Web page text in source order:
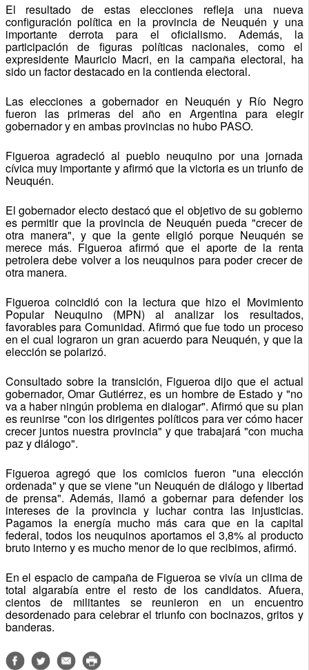
El resultado de estas elecciones refleja una nueva
configuración política en la provincia de Neuquén y una
importante derrota para el oficialismo. Además, la
participación de figuras políticas nacionales, como el
expresidente Mauricio Macri, en la campaña electoral, ha
sido un factor destacado en la contienda electoral.
Las elecciones a gobernador en Neuquén y Río Negro
fueron las primeras del año en Argentina para elegir
gobernador y en ambas provincias no hubo PASO.
Figueroa agradeció al pueblo neuquino por una jornada
cívica muy importante y afirmó que la victoria es un triunfo de
Neuquén.
El gobernador electo destacó que el objetivo de su gobierno
es permitir que la provincia de Neuquén pueda "crecer de
otra manera", y que la gente eligió porque Neuquén se
merece más. Figueroa afirmó que el aporte de la renta
petrolera debe volver a los neuquinos para poder crecer de
otra manera.
Figueroa coincidió con la lectura que hizo el Movimiento
Popular Neuquino (MPN) al analizar los resultados,
favorables para Comunidad. Afirmó que fue todo un proceso
en el cual lograron un gran acuerdo para Neuquén, y que la
elección se polarizó.
Consultado sobre la transición, Figueroa dijo que el actual
gobernador, Omar Gutiérrez, es un hombre de Estado y "no
va a haber ningún problema en dialogar". Afirmó que su plan
es reunirse "con los dirigentes políticos para ver cómo hacer
crecer juntos nuestra provincia" y que trabajará "con mucha
paz y diálogo".
Figueroa agregó que los comicios fueron "una elección
ordenada" y que se viene "un Neuquén de diálogo y libertad
de prensa". Además, llamó a gobernar para defender los
intereses de la provincia y luchar contra las injusticias.
Pagamos la energía mucho más cara que en la capital
federal, todos los neuquinos aportamos el 3,8% al producto
bruto interno y es mucho menor de lo que recibimos, afirmó.
En el espacio de campaña de Figueroa se vivía un clima de
total algarabía entre el resto de los candidatos. Afuera,
cientos de militantes se reunieron en un encuentro
desordenado para celebrar el triunfo con bocinazos, gritos y
banderas.